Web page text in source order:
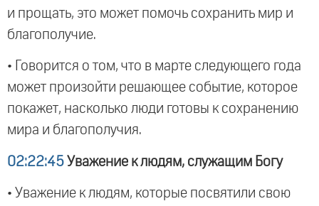
и прощать, это может помочь сохранить мир и
благополучие.
• Говорится о том, что в марте следующего года
может произойти решающее событие, которое
покажет, насколько люди готовы к сохранению
мира и благополучия.
02:22:45 Уважение к людям, служащим Богу
• Уважение к людям, которые посвятили свою